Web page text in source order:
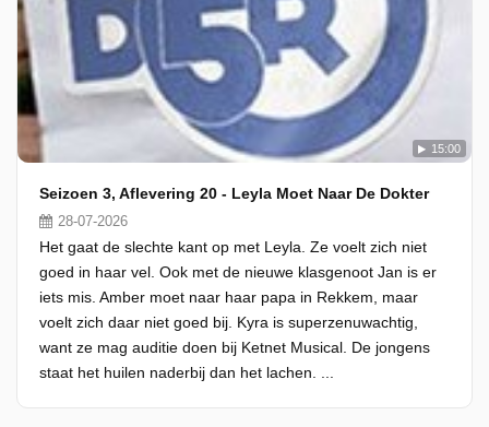
15:00
Seizoen 3, Aflevering 20 - Leyla Moet Naar De Dokter
28-07-2026
Het gaat de slechte kant op met Leyla. Ze voelt zich niet
goed in haar vel. Ook met de nieuwe klasgenoot Jan is er
iets mis. Amber moet naar haar papa in Rekkem, maar
voelt zich daar niet goed bij. Kyra is superzenuwachtig,
want ze mag auditie doen bij Ketnet Musical. De jongens
staat het huilen naderbij dan het lachen. ...